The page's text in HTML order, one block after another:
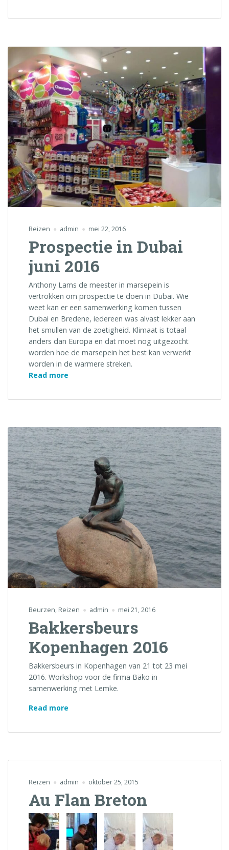
Rusland
Reizen admin mei 22, 2016
Prospectie in Dubai
juni 2016
Anthony Lams de meester in marsepein is
vertrokken om prospectie te doen in Dubai. Wie
weet kan er een samenwerking komen tussen
Dubai en Bredene, iedereen was alvast lekker aan
het smullen van de zoetigheid. Klimaat is totaal
anders dan Europa en dat moet nog uitgezocht
worden hoe de marsepein het best kan verwerkt
worden in de warmere streken.
Read more
Dubai
Beurzen, Reizen admin mei 21, 2016
Bakkersbeurs
Kopenhagen 2016
Bakkersbeurs in Kopenhagen van 21 tot 23 mei
2016. Workshop voor de firma Bäko in
samenwerking met Lemke.
Read more
2016”
Reizen admin oktober 25, 2015
Au Flan Breton